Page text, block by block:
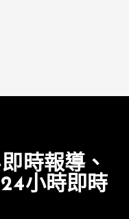
時報導、
小時即時